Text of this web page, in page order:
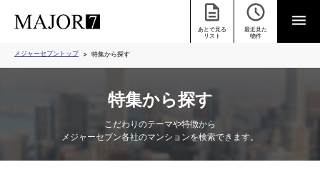
あとで見る
リスト
最近見た
物件
メジャーセブントップ 特集から探す
特集から探す
こだわりのテーマや特徴から
メジャーセブン各社のマンションを検索できます。